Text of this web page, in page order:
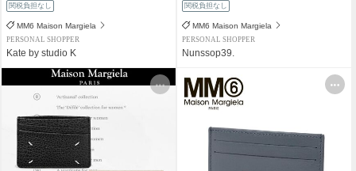
関税負担なし
MM6 Maison Margiela
PERSONAL SHOPPER
Kate by studio K
関税負担なし
MM6 Maison Margiela
PERSONAL SHOPPER
Nunssop39.